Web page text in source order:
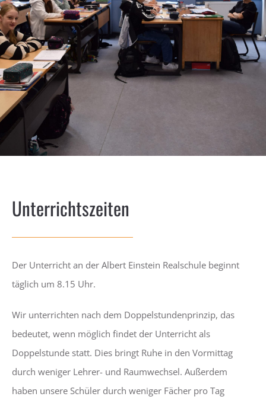
LEBEN
SERVICE
Unterrichtszeiten
Der Unterricht an der Albert Einstein Realschule beginnt
täglich um 8.15 Uhr.
Wir unterrichten nach dem Doppelstundenprinzip, das
bedeutet, wenn möglich findet der Unterricht als
Doppelstunde statt. Dies bringt Ruhe in den Vormittag
durch weniger Lehrer- und Raumwechsel. Außerdem
haben unsere Schüler durch weniger Fächer pro Tag